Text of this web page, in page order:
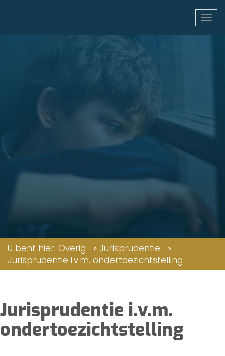
U bent hier: Overig » Jurisprudentie
»
Jurisprudentie i.v.m. ondertoezichtstelling
Jurisprudentie i.v.m.
ondertoezichtstelling